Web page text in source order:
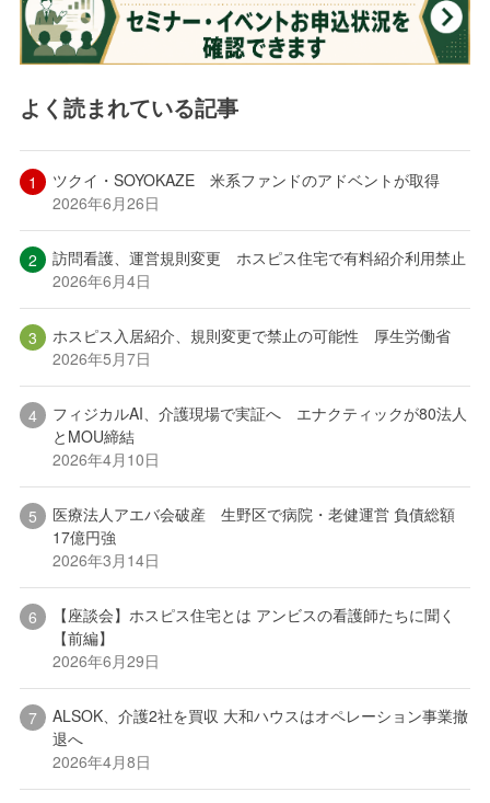
よく読まれている記事
ツクイ・SOYOKAZE 米系ファンドのアドベントが取得
2026年6月26日
訪問看護、運営規則変更 ホスピス住宅で有料紹介利用禁止
2026年6月4日
ホスピス入居紹介、規則変更で禁止の可能性 厚生労働省
2026年5月7日
フィジカルAI、介護現場で実証へ エナクティックが80法人
とMOU締結
2026年4月10日
医療法人アエバ会破産 生野区で病院・老健運営 負債総額
17億円強
2026年3月14日
【座談会】ホスピス住宅とは アンビスの看護師たちに聞く
【前編】
2026年6月29日
ALSOK、介護2社を買収 大和ハウスはオペレーション事業撤
退へ
2026年4月8日